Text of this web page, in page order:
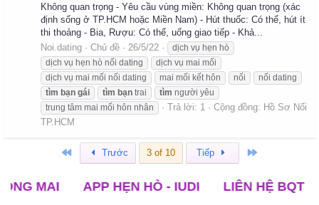
Không quan trọng - Yêu cầu vùng miền: Không quan trọng (xác
định sống ở TP.HCM hoặc Miền Nam) - Hút thuốc: Có thể, hút ít
thi thoảng - Bia, Rượu: Có thể, uống giao tiếp - Khả...
Noi.dating
Chủ đề 26/5/22
dịch vụ hẹn hò
dịch vụ hẹn hò nối dating
dịch vụ mai mối
dịch vụ mai mối nối dating
mai mối kết hôn nối
nối dating
tìm bạn gái tìm bạn trai tìm người yêu
trung tâm mai mối hôn nhân
Trả lời: 1 Cộng đồng: Hồ Sơ Nối
TP.HCM
Đầu Trước 3 of 10 Tiếp
APP HẸN HÒ - IUDI LIÊN HỆ BQT NỐI